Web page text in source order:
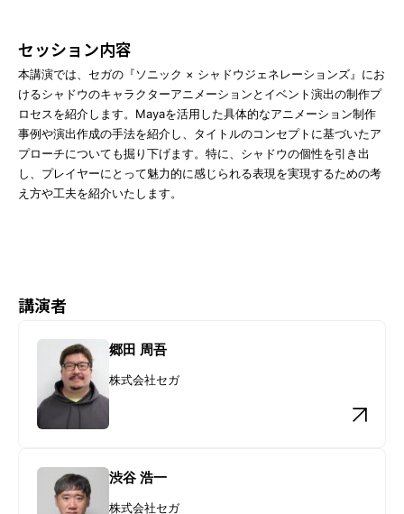
セッション一覧
報道関係者様へ / CEDECメディア登録について
取材聴講登録規定 / 取材規定
ニュースレター公式X公式YouTube
よくあるご質問
お問い合わせ
セッション内容
本講演では、セガの『ソニック × シャドウジェネレーションズ』にお
けるシャドウのキャラクターアニメーションとイベント演出の制作プ
ロセスを紹介します。Mayaを活用した具体的なアニメーション制作
事例や演出作成の手法を紹介し、タイトルのコンセプトに基づいたア
プローチについても掘り下げます。特に、シャドウの個性を引き出
し、プレイヤーにとって魅力的に感じられる表現を実現するための考
え方や工夫を紹介いたします。
講演者
郷田 周吾
株式会社セガ
渋谷 浩一
株式会社セガ